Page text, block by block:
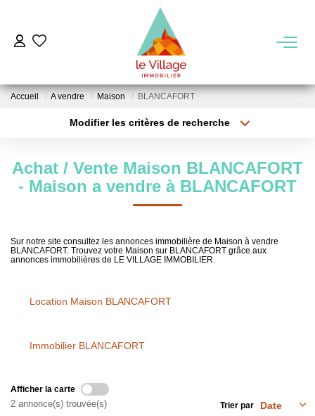
VENTE
Notre Équipe
Accueil A vendre Maison BLANCAFORT
Modifier les critères de recherche
Sélectionnez...
Type de bien
Surface min
Créer une alerte
Achat / Vente Maison BLANCAFORT
- Maison a vendre à BLANCAFORT
Sur notre site consultez les annonces immobilière de Maison à vendre
BLANCAFORT. Trouvez votre Maison sur BLANCAFORT grâce aux
annonces immobilières de LE VILLAGE IMMOBILIER.
Location Maison BLANCAFORT
Immobilier BLANCAFORT
Afficher la carte
2 annonce(s) trouvée(s) Trier par